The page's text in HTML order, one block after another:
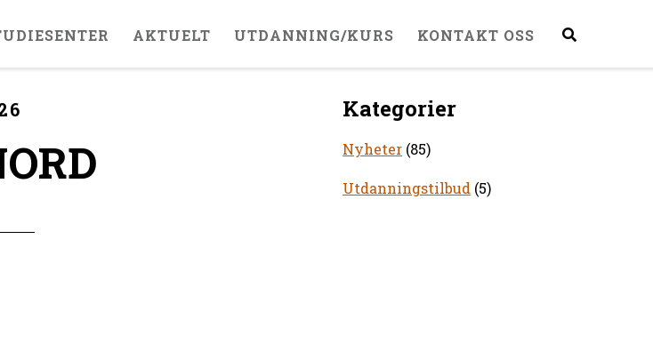
AKTUELT UTDANNING/KURS KONTAKT OSS
Kategorier
Nyheter (85)
Utdanningstilbud (5)